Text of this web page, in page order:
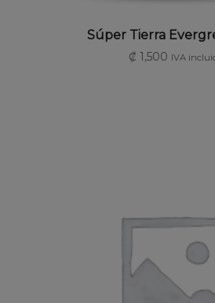
AÑADIR AL
Súper Tierra
₡ 1,500 IVA